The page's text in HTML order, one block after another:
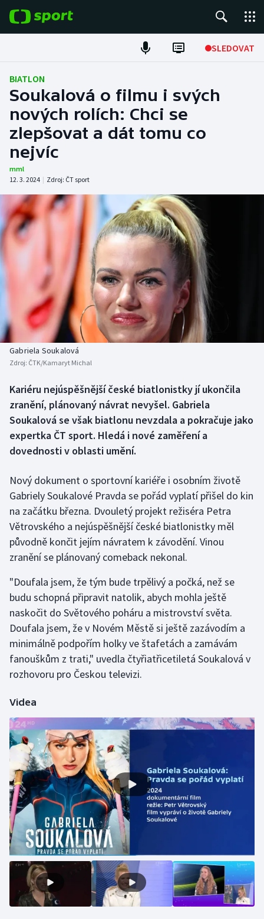
SLEDOVAT
Fotbal
Hokej
Tenis
Atletika
DALŠÍ SPORTY
Americký fotbal
Baseball a softbal
Basketbal
Biatlon
Boby a skeleton
Box
Curling
Dostihy
Futsal
Golf
Gymnastika
Házená
Jezdectví
Judo
Krasobruslení
Lezení
Lyže a snowboard
Moderní pětiboj
Motorsport
Olympijské hry
Parasport
Plavání
Plážový volejbal
NEPŘEHLÉDNĚTE
Soutěže
Historické návraty
Aplikace ČT sport
AZ kvíz
BIATLON
Soukalová o filmu i svých
nových rolích: Chci se
zlepšovat a dát tomu co
nejvíc
mml
12. 3. 2024 | Zdroj: ČT sport
Gabriela Soukalová
Zdroj: ČTK/Kamaryt Michal
Kariéru nejúspěšnější české biatlonistky jí ukončila
zranění, plánovaný návrat nevyšel. Gabriela
Soukalová se však biatlonu nevzdala a pokračuje jako
expertka ČT sport. Hledá i nové zaměření a
dovednosti v oblasti umění.
Nový dokument o sportovní kariéře i osobním životě
Gabriely Soukalové Pravda se pořád vyplatí přišel do kin
na začátku března. Dvouletý projekt režiséra Petra
Větrovského a nejúspěšnější české biatlonistky měl
původně končit jejím návratem k závodění. Vinou
zranění se plánovaný comeback nekonal.
"Doufala jsem, že tým bude trpělivý a počká, než se
budu schopná připravit natolik, abych mohla ještě
naskočit do Světového poháru a mistrovství světa.
Doufala jsem, že v Novém Městě si ještě zazávodím a
minimálně podpořím holky ve štafetách a zamávám
fanouškům z trati," uvedla čtyřiatřicetiletá Soukalová v
rozhovoru pro Českou televizi.
Videa